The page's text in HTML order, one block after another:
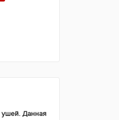
ушей. Данная